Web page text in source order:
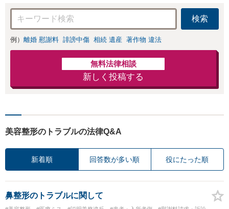
検索
例） 離婚 慰謝料 誹謗中傷 相続 遺産 著作物 違法
無料法律相談
新しく投稿する
美容整形のトラブルの法律Q&A
新着順 回答数が多い順 役にたった順
鼻整形のトラブルに関して